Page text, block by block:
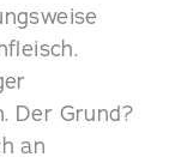
Der Grund?
an